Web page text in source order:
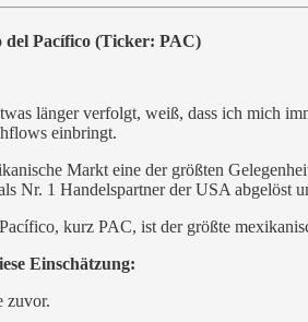
Pacífico (Ticker: PAC)
länger verfolgt, weiß, dass ich mich
einbringt.
Markt eine der größten
Nr. 1 Handelspartner der USA abgelöst
kurz PAC, ist der größte
Einschätzung:
zuvor.